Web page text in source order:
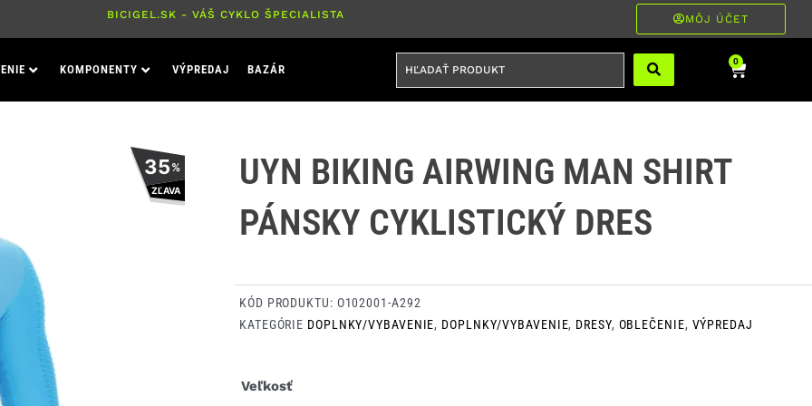
BICIGEL.SK - VÁŠ CYKLO ŠPECIALISTA MÔJ ÚČET
KOMPONENTY VÝPREDAJ BAZÁR
HĽADAŤ
PRODUKT
0
Cart
35%
ZĽAVA
UYN BIKING AIRWING MAN SHIRT
PÁNSKY CYKLISTICKÝ DRES
KÓD PRODUKTU: O102001-A292
KATEGÓRIE DOPLNKY/VYBAVENIE, DOPLNKY/VYBAVENIE, DRESY, OBLEČENIE, VÝPREDAJ
Veľkosť
množstvo